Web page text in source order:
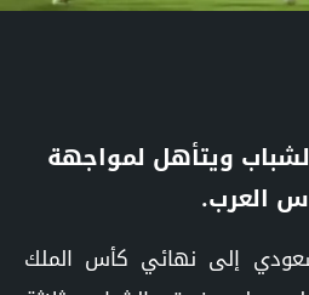
ويتأهل لمواجهة
العرب.
إلى نهائي كأس الملك